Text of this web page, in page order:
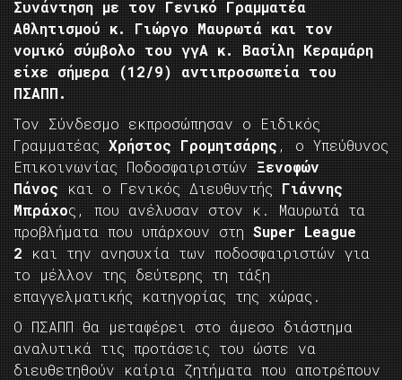
Συνάντηση με τον Γενικό Γραμματέα
Αθλητισμού κ. Γιώργο Μαυρωτά και τον
νομικό σύμβολο του γγΑ κ. Βασίλη Κεραμάρη
είχε σήμερα (12/9) αντιπροσωπεία του
ΠΣΑΠΠ.
Τον Σύνδεσμο εκπροσώπησαν ο Ειδικός
Γραμματέας Χρήστος Γρομητσάρης , ο Υπεύθυνος
Επικοινωνίας Ποδοσφαιριστών Ξενοφών
Πάνος και ο Γενικός Διευθυντής Γιάννης
Μπράχος, που ανέλυσαν στον κ. Μαυρωτά τα
προβλήματα που υπάρχουν στη Super League
2 και την ανησυχία των ποδοσφαιριστών για
το μέλλον της δεύτερης τη τάξη
επαγγελματικής κατηγορίας της χώρας.
Ο ΠΣΑΠΠ θα μεταφέρει στο άμεσο διάστημα
αναλυτικά τις προτάσεις του ώστε να
διευθετηθούν καίρια ζητήματα που αποτρέπουν